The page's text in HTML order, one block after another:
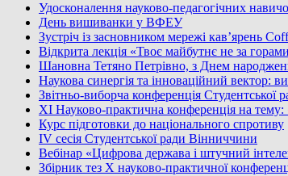
Удосконалення науково-педагогічних
День вишиванки у ВФЕУ
Зустріч із засновником мережі кав’ярень
Відкрита лекція «Твоє майбутнє не за
Шановна Тетяно Петрівно, з Днем
Наукова синергія та інноваційний вектор:
Звітньо-виборча конференція Студентської
XI Науково-практична конференція на тему:
Курс підготовки до національного спротиву
IV сесія Студентської ради Вінниччини
Вебінар «Цифрова держава і штучний
Збірник тез X науково-практичної